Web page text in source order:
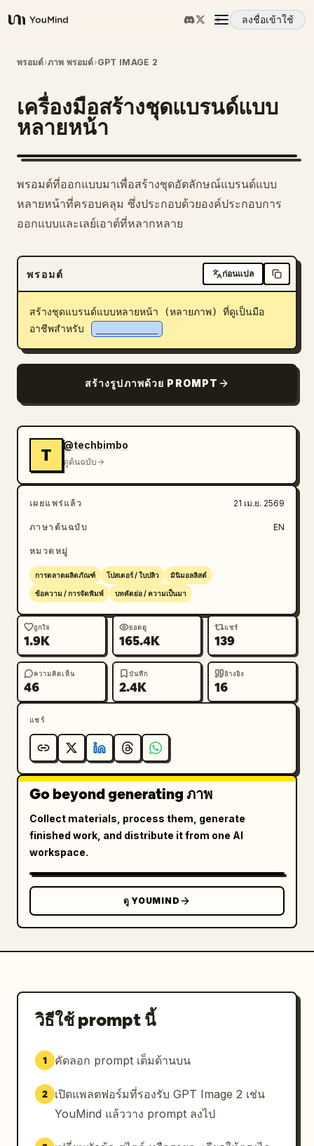
YouMind
ลงชื่อเข้าใช้
ภาพรวม
กรณีการใช้งาน
ทักษะ
พรอมต์
ดาวน์โหลด
บล็อก
พรอมต์›ภาพ พรอมต์›GPT IMAGE 2
เครื่องมือสร้างชุดแบรนด์แบบ
หลายหน้า
พรอมต์ที่ออกแบบมาเพื่อสร้างชุดอัตลักษณ์แบรนด์แบบ
หลายหน้าที่ครอบคลุม ซึ่งประกอบด้วยองค์ประกอบการ
ออกแบบและเลย์เอาต์ที่หลากหลาย
พรอมต์ ก่อนแปล
สร้างชุดแบรนด์แบบหลายหน้า (หลายภาพ) ที่ดูเป็นมือ
อาชีพสำหรับ
สร้างรูปภาพด้วย PROMPT
T
@techbimbo
ดูต้นฉบับ
เผยแพร่แล้ว 21 เม.ย. 2569
ภาษาต้นฉบับ EN
หมวดหมู่
การตลาดผลิตภัณฑ์ โปสเตอร์ / ใบปลิว มินิมอลลิสต์
ข้อความ / การจัดพิมพ์ บทคัดย่อ / ความเป็นมา
ถูกใจ
1.9K
ยอดดู
165.4K
แชร์
139
ความคิดเห็น
46
บันทึก
2.4K
อ้างอิง
16
แชร์
Go beyond generating ภาพ
Collect materials, process them, generate
finished work, and distribute it from one AI
workspace.
ดู YOUMIND
วิธีใช้ prompt นี้
1 คัดลอก prompt เต็มด้านบน
2
เปิดแพลตฟอร์มที่รองรับ GPT Image 2 เช่น
YouMind แล้ววาง prompt ลงไป